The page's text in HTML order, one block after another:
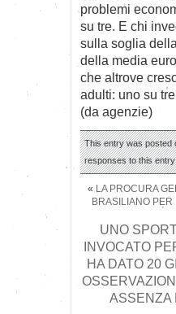
problemi
su tre. E chi
sulla soglia
della media
che altrove
adulti: uno su
(da agenzie)
This entry was posted
responses to this
« LA PROCURA
BRASILIANO
UNO
INVOCATO
HA DATO 20
ASSENZA